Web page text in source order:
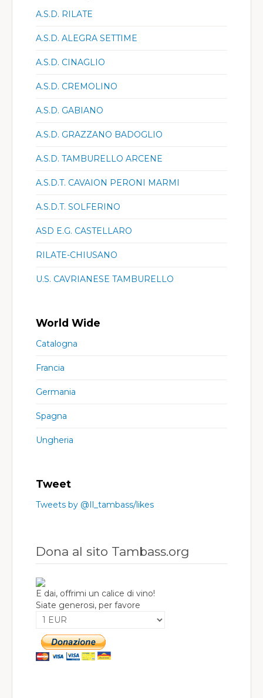
A.S.D. RILATE
A.S.D. ALEGRA SETTIME
A.S.D. CINAGLIO
A.S.D. CREMOLINO
A.S.D. GABIANO
A.S.D. GRAZZANO BADOGLIO
A.S.D. TAMBURELLO ARCENE
A.S.D.T. CAVAION PERONI MARMI
A.S.D.T. SOLFERINO
ASD E.G. CASTELLARO
RILATE-CHIUSANO
U.S. CAVRIANESE TAMBURELLO
World Wide
Catalogna
Francia
Germania
Spagna
Ungheria
Tweet
Tweets by @Il_tambass/likes
Dona al sito Tambass.org
E dai, offrimi un calice di vino!
Siate generosi, per favore